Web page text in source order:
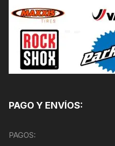
PAGO Y ENVÍOS:
PAGOS: